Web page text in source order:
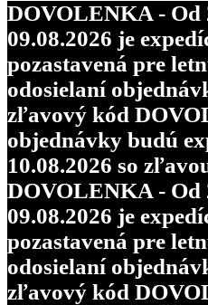
DOVOLENKA - Od
09.08.2026 je
pozastavená pre
odosielaní
zľavový kód
objednávky budú
10.08.2026 so
DOVOLENKA - Od
09.08.2026 je
pozastavená pre
odosielaní
zľavový kód